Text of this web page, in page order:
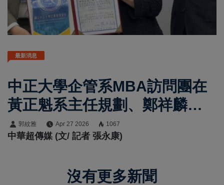
最新消息
中正大學企管系MBA訪問團在
黃正魁系主任規劃、鄭祥麟教
授帶隊參訪由布院玉之湯 董
事長兼總經理桑野和泉親自接
郭紋雅 Apr 27 2026 1067
中華超傳媒 (文/ 記者 張永康)
沒有更多新聞